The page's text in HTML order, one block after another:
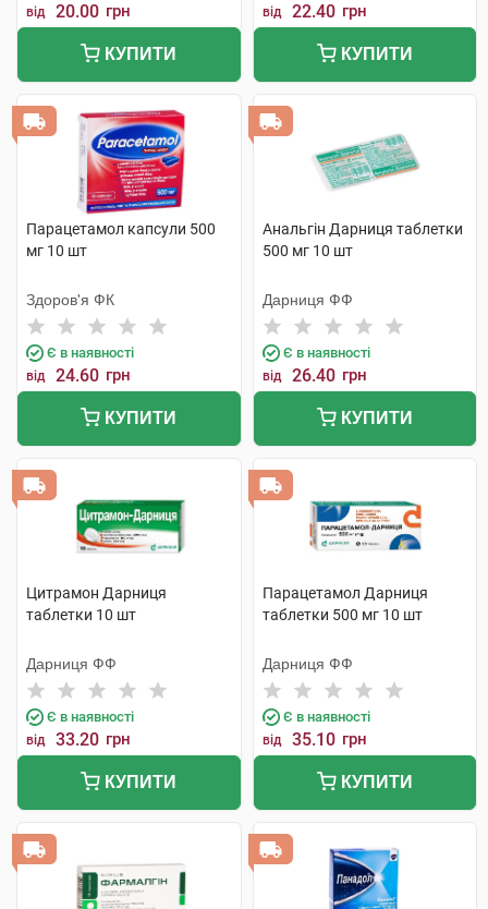
від 20.00 грн
КУПИТИ
від 22.40 грн
КУПИТИ
Парацетамол капсули 500
мг 10 шт
Здоров'я ФК
Є в наявності
від 24.60 грн
КУПИТИ
Анальгін Дарниця таблетки
500 мг 10 шт
Дарниця ФФ
Є в наявності
від 26.40 грн
КУПИТИ
Цитрамон Дарниця
таблетки 10 шт
Дарниця ФФ
Є в наявності
від 33.20 грн
КУПИТИ
Парацетамол Дарниця
таблетки 500 мг 10 шт
Дарниця ФФ
Є в наявності
від 35.10 грн
КУПИТИ